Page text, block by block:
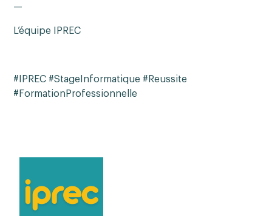
—
L’équipe IPREC
#IPREC #StageInformatique #Reussite
#FormationProfessionnelle